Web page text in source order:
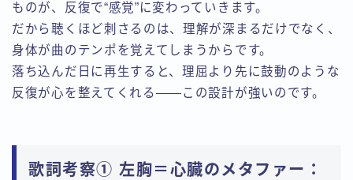
ものが、反復で“感覚”に変わっていきます。
だから聴くほど刺さるのは、理解が深まるだけでなく、
身体が曲のテンポを覚えてしまうからです。
落ち込んだ日に再生すると、理屈より先に鼓動のような
反復が心を整えてくれる——この設計が強いのです。
歌詞考察① 左胸＝心臓のメタファー：